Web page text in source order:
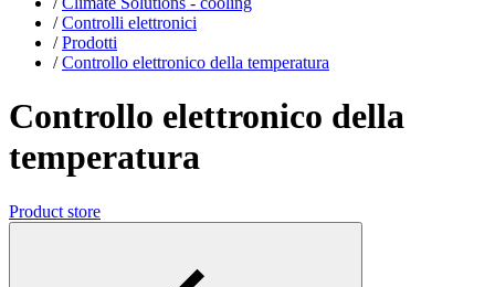
/ Controlli elettronici
/ Prodotti
/ Controllo elettronico della temperatura
Controllo elettronico della
temperatura
Product store